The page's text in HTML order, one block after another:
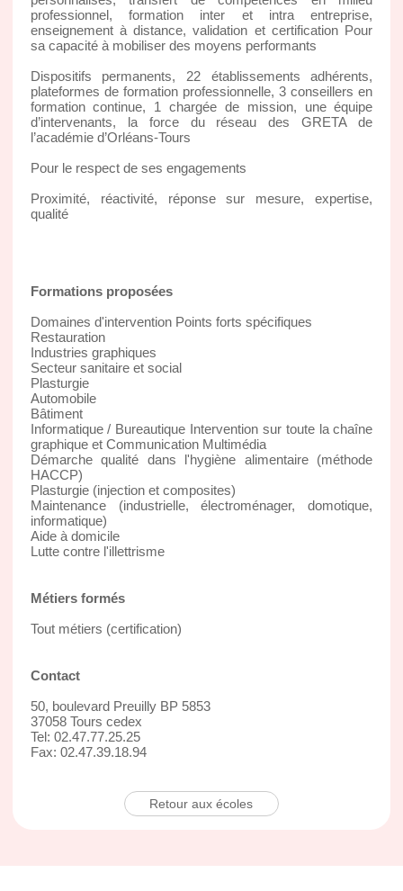
professionnel, formation inter et intra entreprise,
enseignement à distance, validation et certification Pour
sa capacité à mobiliser des moyens performants
Dispositifs permanents, 22 établissements adhérents,
plateformes de formation professionnelle, 3 conseillers en
formation continue, 1 chargée de mission, une équipe
d’intervenants, la force du réseau des GRETA de
l’académie d’Orléans-Tours
Pour le respect de ses engagements
Proximité, réactivité, réponse sur mesure, expertise,
qualité
Formations proposées
Domaines d'intervention Points forts spécifiques
Restauration
Industries graphiques
Secteur sanitaire et social
Plasturgie
Automobile
Bâtiment
Informatique / Bureautique Intervention sur toute la chaîne
graphique et Communication Multimédia
Démarche qualité dans l'hygiène alimentaire (méthode
HACCP)
Plasturgie (injection et composites)
Maintenance (industrielle, électroménager, domotique,
informatique)
Aide à domicile
Lutte contre l'illettrisme
Métiers formés
Tout métiers (certification)
Contact
50, boulevard Preuilly BP 5853
37058 Tours cedex
Tel: 02.47.77.25.25
Fax: 02.47.39.18.94
Retour aux écoles